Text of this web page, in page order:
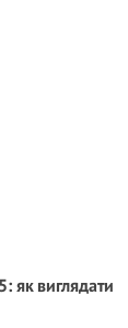
як виглядати